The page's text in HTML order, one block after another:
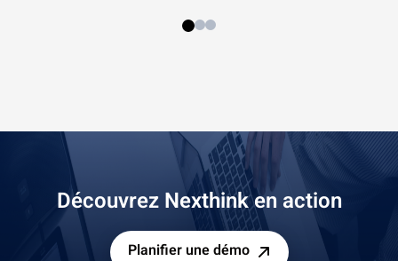
Découvrez Nexthink en action